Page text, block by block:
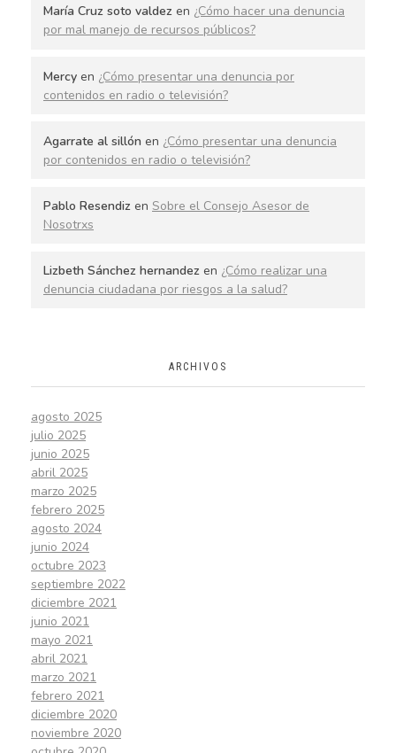
María Cruz soto valdez en ¿Cómo hacer una denuncia
por mal manejo de recursos públicos?
Mercy en ¿Cómo presentar una denuncia por
contenidos en radio o televisión?
Agarrate al sillón en ¿Cómo presentar una denuncia
por contenidos en radio o televisión?
Pablo Resendiz en Sobre el Consejo Asesor de
Nosotrxs
Lizbeth Sánchez hernandez en ¿Cómo realizar una
denuncia ciudadana por riesgos a la salud?
ARCHIVOS
agosto 2025
julio 2025
junio 2025
abril 2025
marzo 2025
febrero 2025
agosto 2024
junio 2024
octubre 2023
septiembre 2022
diciembre 2021
junio 2021
mayo 2021
abril 2021
marzo 2021
febrero 2021
diciembre 2020
noviembre 2020